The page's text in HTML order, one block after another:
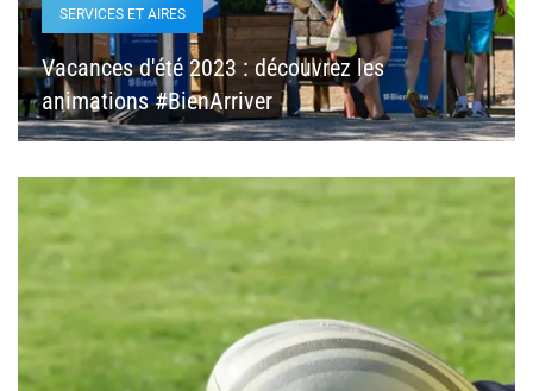
SERVICES ET AIRES
Vacances d'été 2023 : découvrez les
animations #BienArriver